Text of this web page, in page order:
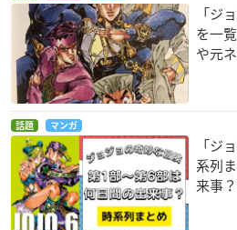
「ジ
を一
や元
話題 マンガ
「ジ
系列
来事